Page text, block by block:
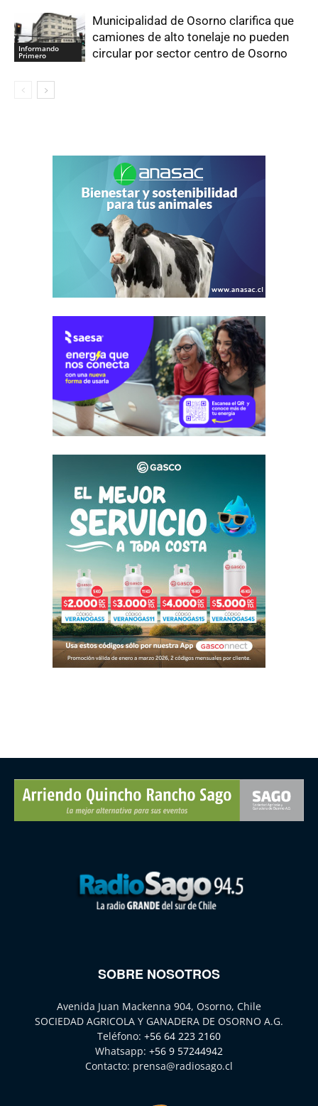
Informando
Primero
Municipalidad de Osorno clarifica que
camiones de alto tonelaje no pueden
circular por sector centro de Osorno
SOBRE NOSOTROS
Avenida Juan Mackenna 904, Osorno, Chile
SOCIEDAD AGRICOLA Y GANADERA DE OSORNO A.G.
Teléfono: +56 64 223 2160
Whatsapp: +56 9 57244942
Contacto: prensa@radiosago.cl